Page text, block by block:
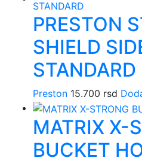
PRESTON
SHIELD
STANDARD
Preston 15.700 rsd
MATRIX X-
BUCKET